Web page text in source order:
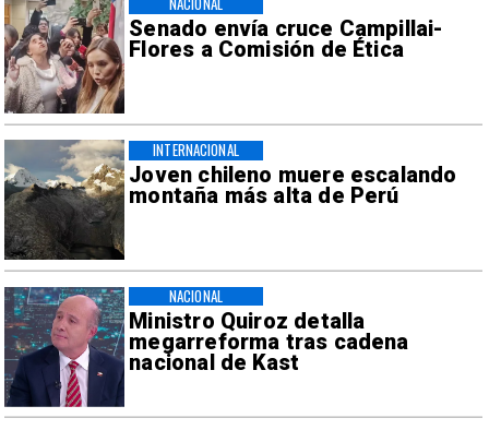
Senado envía cruce Campillai-
Flores a Comisión de Ética
Joven chileno muere escalando
montaña más alta de Perú
INTERNACIONAL
Ministro Quiroz detalla
megarreforma tras cadena
nacional de Kast
NACIONAL